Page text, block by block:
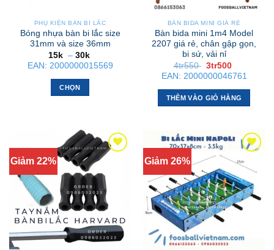
được
chọn
trên
trang
sản
phẩm
PHỤ KIỆN BÀN BI LẮC
Bóng nhựa bàn bi lắc size
31mm và size 36mm
15k – 30k
giá:
từ
EAN: 2000000015569
CHỌN
có
nhiều
biến
thể.
Các
tùy
chọn
có
thể
BÀN BIDA MINI GIÁ RẺ
Bàn bida mini 1m4 Model
2207 giá rẻ, chân gập gọn,
bi sứ, vải nỉ
4tr550 Giá
gốc
là:
4tr550 .
3tr500
hiện
tại
là:
3tr500 .
EAN: 2000000046761
THÊM VÀO GIỎ HÀNG
Giảm 22% Giảm 26%